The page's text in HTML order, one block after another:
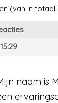
(van in totaal
naam is